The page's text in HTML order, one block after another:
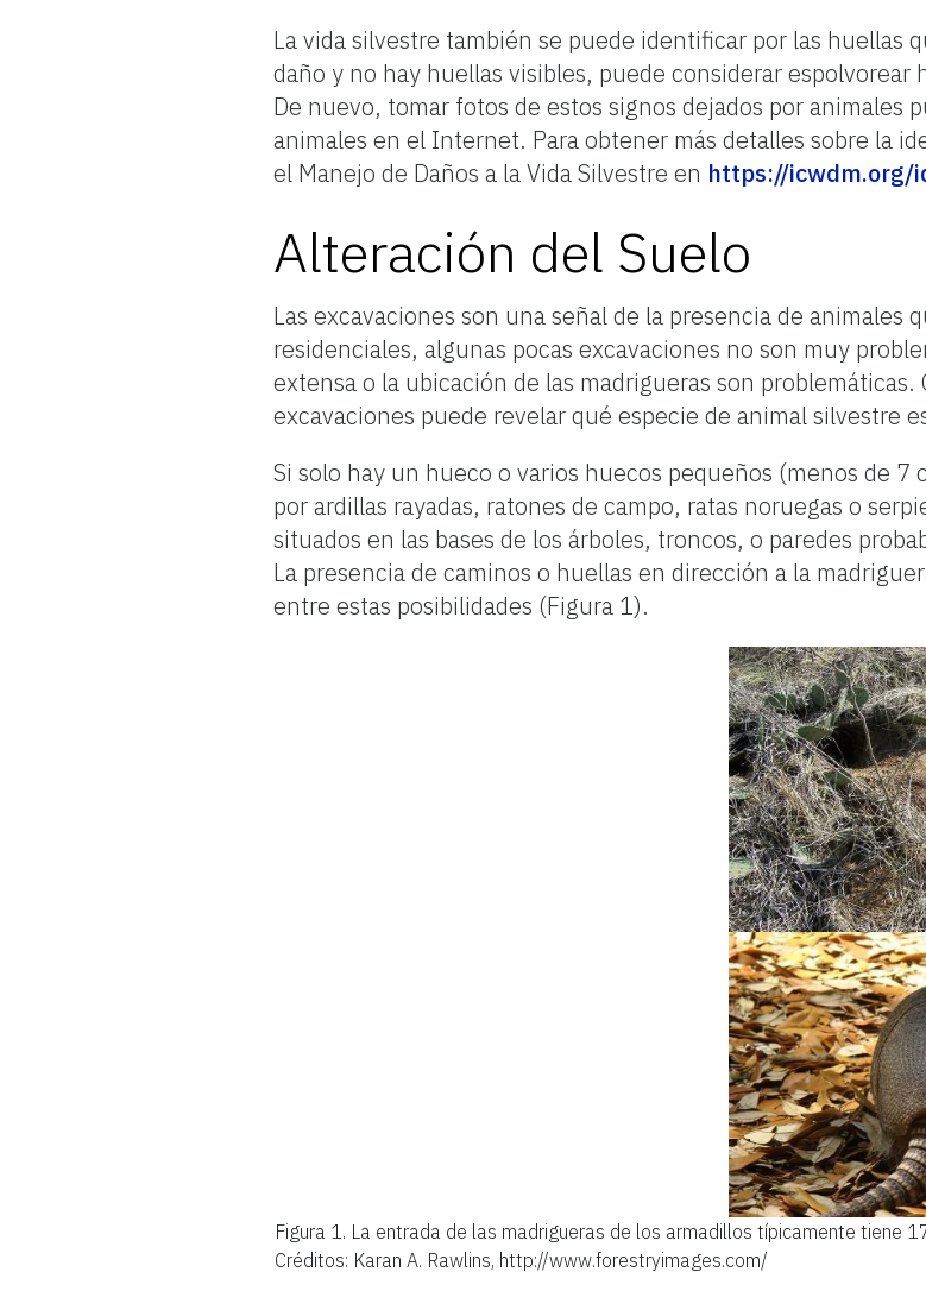
La vida silvestre también se puede identificar por las huellas
daño y no hay huellas visibles, puede considerar
De nuevo, tomar fotos de estos signos dejados por
animales en el Internet. Para obtener más detalles sobre la
el Manejo de Daños a la Vida Silvestre en https://
Alteración del Suelo
Las excavaciones son una señal de la presencia de animales
residenciales, algunas pocas excavaciones no son muy
extensa o la ubicación de las madrigueras son
excavaciones puede revelar qué especie de animal silvestre
Si solo hay un hueco o varios huecos pequeños (menos de
por ardillas rayadas, ratones de campo, ratas noruegas o
situados en las bases de los árboles, troncos, o paredes
La presencia de caminos o huellas en dirección a la
entre estas posibilidades (Figura 1).
Figura 1. La entrada de las madrigueras de los armadillos típicamente tiene
Créditos: Karan A. Rawlins, http://www.forestryimages.com/